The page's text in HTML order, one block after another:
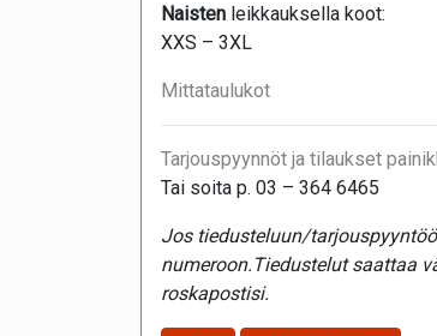
Naisten leikkauksella koot:
XXS – 3XL
Mittataulukot
Tarjouspyynnöt ja tilaukset
Tai soita p. 03 – 364 6465
Jos tiedusteluun/
numeroon.Tiedustelut saattaa
roskapostisi.